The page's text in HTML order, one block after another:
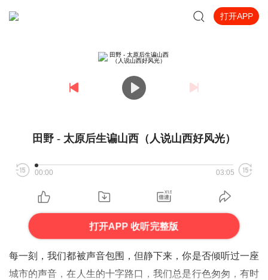
打开APP
田野 - 太原后生谝山西（人说山西好风光）
00:00 03:05
打开APP 收听完整版
每一刻，我们都被声音包围，但静下来，你是否倾听过一座
城市的声音，在人生的十字路口，我们总是行色匆匆，有时